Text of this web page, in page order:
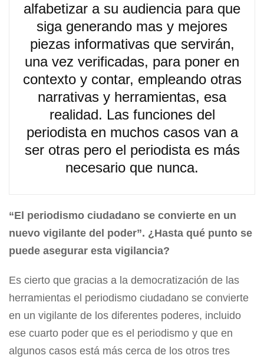
alfabetizar a su audiencia para que
siga generando mas y mejores
piezas informativas que servirán,
una vez verificadas, para poner en
contexto y contar, empleando otras
narrativas y herramientas, esa
realidad. Las funciones del
periodista en muchos casos van a
ser otras pero el periodista es más
necesario que nunca.
“El periodismo ciudadano se convierte en un
nuevo vigilante del poder”. ¿Hasta qué punto se
puede asegurar esta vigilancia?
Es cierto que gracias a la democratización de las
herramientas el periodismo ciudadano se convierte
en un vigilante de los diferentes poderes, incluido
ese cuarto poder que es el periodismo y que en
algunos casos está más cerca de los otros tres